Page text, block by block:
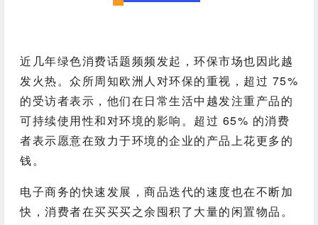
近几年绿色消费话题频频发起，环保市场也因此越
发火热。众所周知欧洲人对环保的重视，超过 75%
的受访者表示，他们在日常生活中越发注重产品的
可持续使用性和对环境的影响。超过 65% 的消费
者表示愿意在致力于环境的企业的产品上花更多的
钱。
电子商务的快速发展，商品迭代的速度也在不断加
快，消费者在买买买之余囤积了大量的闲置物品。